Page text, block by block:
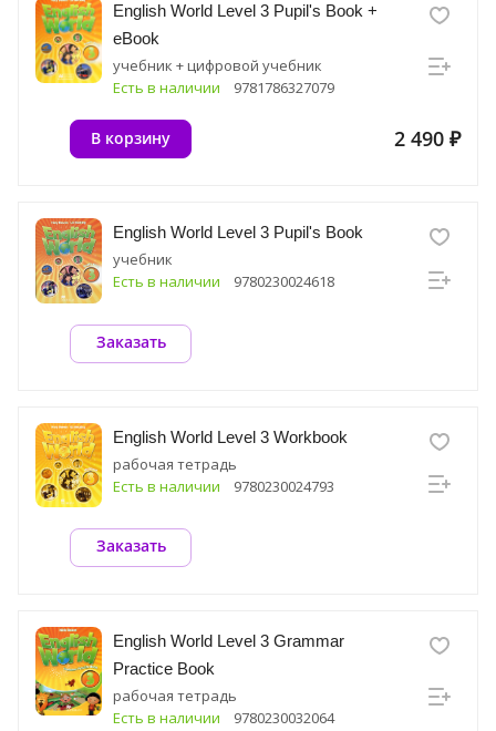
English World Level 3 Pupil's Book +
eBook
учебник + цифровой учебник
Есть в наличии
9781786327079
2 490 ₽
В корзину
English World Level 3 Pupil's Book
учебник
Есть в наличии
9780230024618
Заказать
English World Level 3 Workbook
рабочая тетрадь
Есть в наличии
9780230024793
Заказать
English World Level 3 Grammar
Practice Book
рабочая тетрадь
Есть в наличии
9780230032064